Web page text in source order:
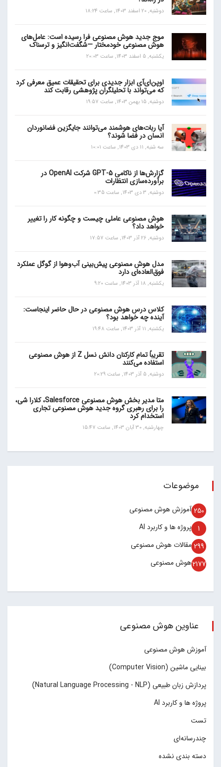
دوشنبه, 20 اسفند 1403, ساعت 18:24
موج جدید هوش مصنوعی فرا رسیده است: عامل‌های
هوش مصنوعی خودمختار —شگفت‌انگیز و ترسناک
یکشنبه, 5 اسفند 1403, ساعت 20:03
اوپن‌ای‌آی ابزار جدیدی برای تحقیقات عمیق معرفی کرد
که می‌تواند با تحلیلگران پژوهشی رقابت کند
دوشنبه, 15 بهمن 1403, ساعت 19:57
آیا ربات‌های هوشمند می‌توانند جایگزین فضانوردان
انسان در فضا شوند؟
سه شنبه, 11 دی 1403, ساعت 10:01
گزارش‌ها از ناکامی GPT-5 شرکت OpenAI در
برآورده‌سازی انتظارات
دوشنبه, 3 دی 1403, ساعت 0:35
هوش مصنوعی عاملی چیست و چگونه کار را تغییر
خواهد داد؟
دوشنبه, 26 آذر 1403, ساعت 17:57
مدل هوش مصنوعی پیش‌بینی آب‌و‌هوا از گوگل عملکرد
فوق‌العاده‌ای دارد
یکشنبه, 18 آذر 1403, ساعت 9:20
کلاس درس هوش مصنوعی در حال حاضر اینجاست:
آینده چه خواهد بود؟
یکشنبه, 11 آذر 1403, ساعت 19:48
تقریباً تمام کارکنان دانش نسل Z از هوش مصنوعی
استفاده می‌کنند
دوشنبه, 5 آذر 1403, ساعت 20:29
متا مدیر بخش هوش مصنوعی Salesforce، کلارا شی،
را برای رهبری گروه جدید هوش مصنوعی تجاری
استخدام کرد
چهارشنبه, 30 آبان 1403, ساعت 15:47
موضوعات
آموزش هوش مصنوعی 250
پروژه ها و کاربرد AI 1
مقالات هوش مصنوعی 299
هوش مصنوعی2177
عناوین هوش مصنوعی
آموزش هوش مصنوعی
بینایی ماشین (Computer Vision)
پردازش زبان طبیعی (Natural Language Processing - NLP)
پروژه ها و کاربرد AI
تست
چند‌‌رسانه‌ای
دسته بندی نشده